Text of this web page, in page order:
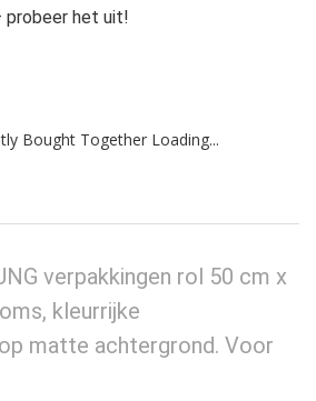
probeer het uit!
Bought Together Loading...
verpakkingen rol 50 cm x
kleurrijke
matte achtergrond. Voor